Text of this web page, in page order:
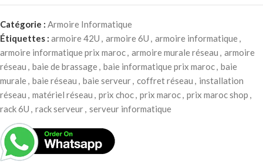
Catégorie : Armoire Informatique
Étiquettes : armoire 42U , armoire 6U , armoire informatique,
armoire informatique prix maroc, armoire murale réseau , armoire
réseau , baie de brassage, baie informatique prix maroc, baie
murale, baie réseau , baie serveur, coffret réseau , installation
réseau , matériel réseau , prix choc, prix maroc, prix maroc shop ,
rack 6U , rack serveur, serveur informatique